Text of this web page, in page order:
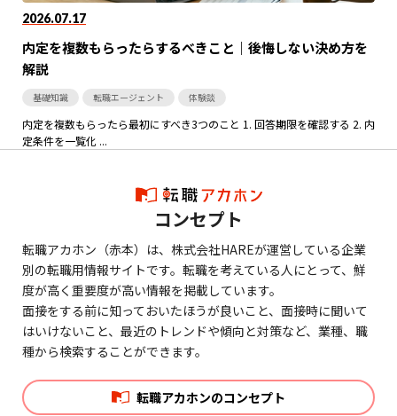
2026.07.17
内定を複数もらったらするべきこと｜後悔しない決め方を
解説
基礎知識 転職エージェント 体験談
内定を複数もらったら最初にすべき3つのこと 1. 回答期限を確認する 2. 内
定条件を一覧化 ...
コンセプト
転職アカホン（赤本）は、株式会社HAREが運営している企業
別の転職用情報サイトです。転職を考えている人にとって、鮮
度が高く重要度が高い情報を掲載しています。
面接をする前に知っておいたほうが良いこと、面接時に聞いて
はいけないこと、最近のトレンドや傾向と対策など、業種、職
種から検索することができます。
転職アカホンのコンセプト